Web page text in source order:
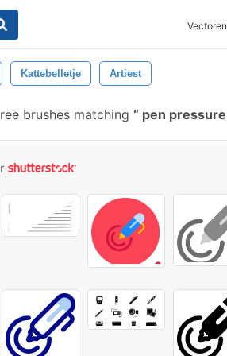
Vectoren
Kattebelletje Artiest
brushes matching pen pressure